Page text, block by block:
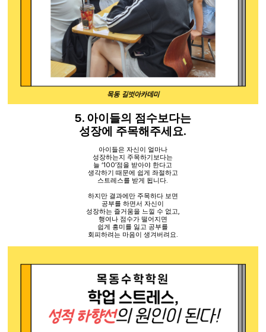
5. 아이들의 점수보다는
성장에 주목해주세요.
아이들은 자신이 얼마나
성장하는지 주목하기보다는
늘‘100’점을 받아야 한다고
생각하기 때문에 쉽게 좌절하고
스트레스를 받게 됩니다.
하지만 결과에만 주목하다 보면
공부를 하면서 자신이
성장하는 즐거움을 느낄 수 없고,
행여나 점수가 떨어지면
쉽게 흥미를 잃고 공부를
회피하려는 마음이 생겨버려요.